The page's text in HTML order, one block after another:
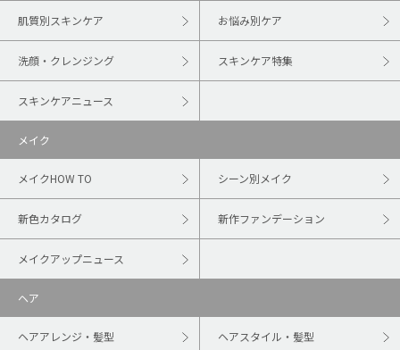
肌質別スキンケア お悩み別ケア
洗顔・クレンジング スキンケア特集
スキンケアニュース
メイク
メイクHOW TO シーン別メイク
新色カタログ 新作ファンデーション
メイクアップニュース
ヘア
ヘアアレンジ・髪型 ヘアスタイル・髪型